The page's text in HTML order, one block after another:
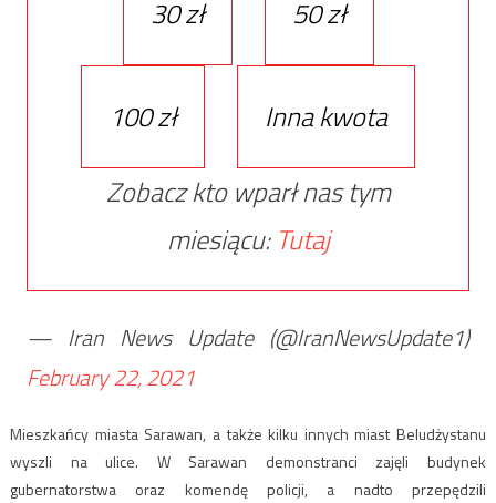
30 zł 50 zł
100 zł
Inna kwota
Zobacz kto wparł nas tym
miesiącu: Tutaj
— Iran News Update (@IranNewsUpdate1)
February 22, 2021
Mieszkańcy miasta Sarawan, a także kilku innych miast Beludżystanu
wyszli na ulice. W Sarawan demonstranci zajęli budynek
gubernatorstwa oraz komendę policji, a nadto przepędzili